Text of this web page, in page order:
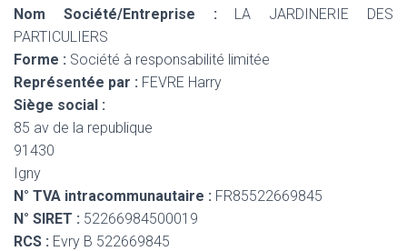
Nom Société/Entreprise : LA JARDINERIE DES
PARTICULIERS
Forme : Société à responsabilité limitée
Représentée par : FEVRE Harry
Siège social :
85 av de la republique
91430
Igny
N° TVA intracommunautaire : FR85522669845
N° SIRET : 52266984500019
RCS : Evry B 522669845